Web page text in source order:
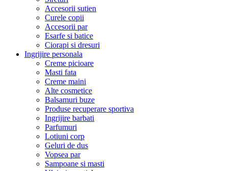
Accesorii sutien
Curele copii
Accesorii par
Esarfe si batice
Ciorapi si dresuri
Ingrijire personala
Creme picioare
Masti fata
Creme maini
Alte cosmetice
Balsamuri buze
Produse recuperare sportiva
Ingrijire barbati
Parfumuri
Lotiuni corp
Geluri de dus
Vopsea par
Sampoane si masti